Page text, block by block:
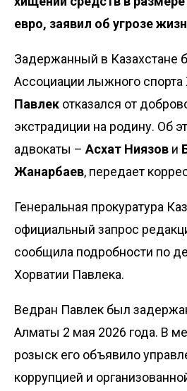
евро, заявил об угрозе
Задержанный в Казахстане
Ассоциации лыжного спорта
Павлек отказался от
экстрадиции на родину. Об
адвокаты – Асхат Ниязов и
Жанарбаев, передает
Генеральная прокуратура
официальный запрос
сообщила подробности по
Хорватии Павлека.
Ведран Павлек был
Алматы 2 мая 2026 года. В
розыск его объявило
коррупцией и